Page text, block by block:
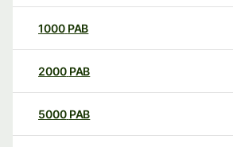
1000 PAB
2000 PAB
5000 PAB